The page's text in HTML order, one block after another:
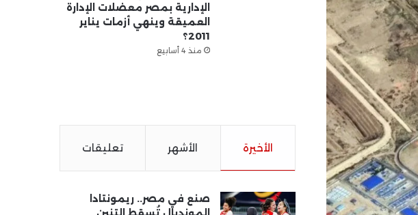
الإدارية بمصر معضلات الإدارة
العميقة وينهي أزمات يناير
2011؟
منذ 4 أسابيع
الأخيرة الأشهر تعليقات
صنع في مصر.. ريمونتادا